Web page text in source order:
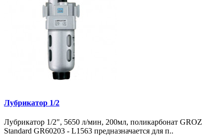
Лубрикатор 1/2
Лубрикатор 1/2", 5650 л/мин, 200мл, поликарбонат GROZ
Standard GR60203 - L1563 предназначается для п..